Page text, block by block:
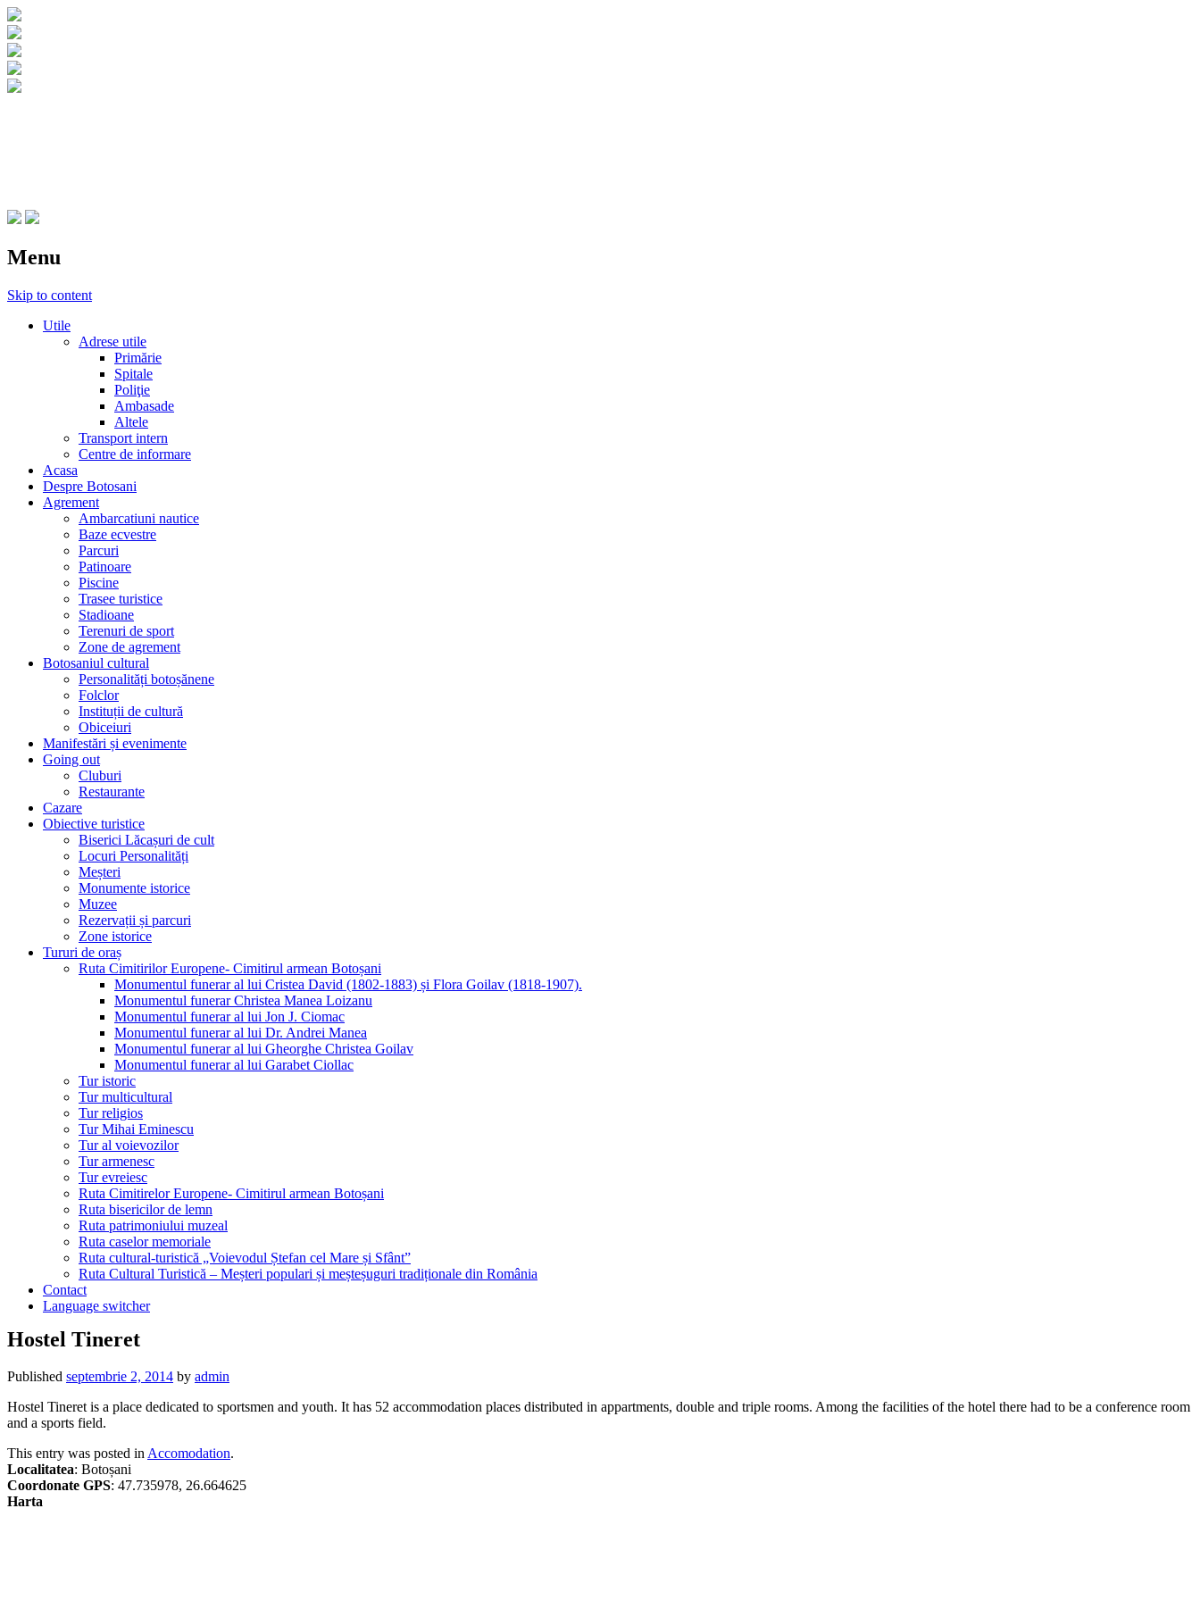
Menu
Skip to content
Utile
Adrese utile
Primărie
Spitale
Poliţie
Ambasade
Altele
Transport intern
Centre de informare
Acasa
Despre Botosani
Agrement
Ambarcatiuni nautice
Baze ecvestre
Parcuri
Patinoare
Piscine
Trasee turistice
Stadioane
Terenuri de sport
Zone de agrement
Botosaniul cultural
Personalități botoșănene
Folclor
Instituții de cultură
Obiceiuri
Manifestări și evenimente
Going out
Cluburi
Restaurante
Cazare
Obiective turistice
Biserici Lăcașuri de cult
Locuri Personalități
Meșteri
Monumente istorice
Muzee
Rezervații și parcuri
Zone istorice
Tururi de oraș
Ruta Cimitirilor Europene- Cimitirul armean Botoșani
Monumentul funerar al lui Cristea David (1802-1883) și Flora Goilav (1818-1907).
Monumentul funerar Christea Manea Loizanu
Monumentul funerar al lui Jon J. Ciomac
Monumentul funerar al lui Dr. Andrei Manea
Monumentul funerar al lui Gheorghe Christea Goilav
Monumentul funerar al lui Garabet Ciollac
Tur istoric
Tur multicultural
Tur religios
Tur Mihai Eminescu
Tur al voievozilor
Tur armenesc
Tur evreiesc
Ruta Cimitirelor Europene- Cimitirul armean Botoșani
Ruta bisericilor de lemn
Ruta patrimoniului muzeal
Ruta caselor memoriale
Ruta cultural-turistică „Voievodul Ștefan cel Mare și Sfânt”
Ruta Cultural Turistică – Meșteri populari și meșteșuguri tradiționale din România
Contact
Language switcher
Hostel Tineret
Published septembrie 2, 2014 by admin
Hostel Tineret is a place dedicated to sportsmen and youth. It has 52 accommodation places distributed in appartments, double and triple rooms. Among the facilities of the hotel there had to be a conference room
and a sports field.
This entry was posted inAccomodation.
Localitatea: Botoșani
Coordonate GPS: 47.735978, 26.664625
Harta